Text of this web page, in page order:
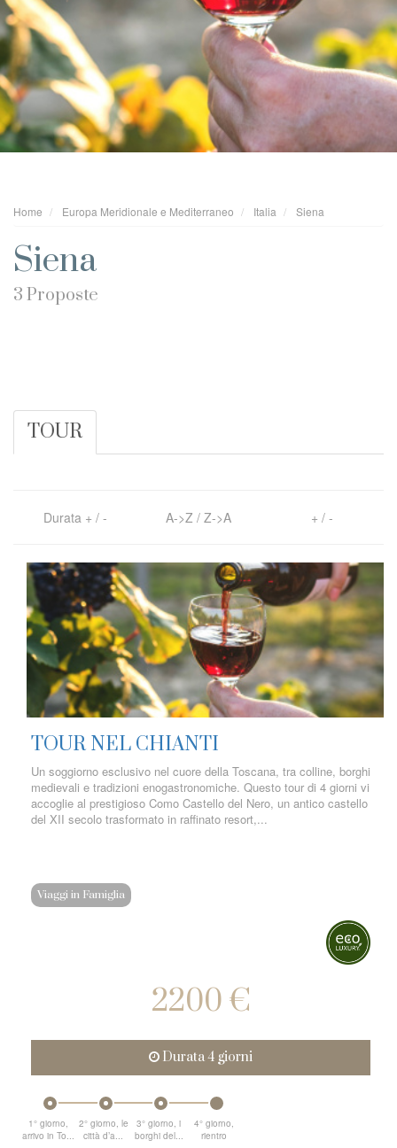
Home Europa Meridionale e Mediterraneo Italia Siena
Siena
3 Proposte
TOUR
Durata + / - A->Z / Z->A + / -
TOUR NEL CHIANTI
Un soggiorno esclusivo nel cuore della Toscana, tra colline, borghi
medievali e tradizioni enogastronomiche. Questo tour di 4 giorni vi
accoglie al prestigioso Como Castello del Nero, un antico castello
del XII secolo trasformato in raffinato resort,...
Viaggi in Famiglia
2200 €
Durata 4 giorni
1° giorno,
arrivo in To...
2° giorno, le
città d’a...
3° giorno, i
borghi del...
4° giorno,
rientro